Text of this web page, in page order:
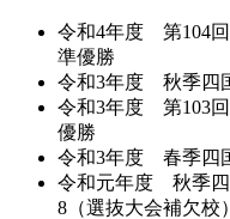
令和4年度 第104
準優勝
令和3年度 秋季四
令和3年度 第103
優勝
令和3年度 春季四
令和元年度 秋季四
8（選抜大会補欠校）